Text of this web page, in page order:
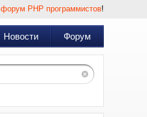
форум PHP программистов!
Новости Форум